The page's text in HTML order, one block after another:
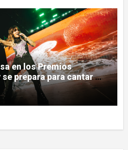
en los Premios
prepara para cantar en